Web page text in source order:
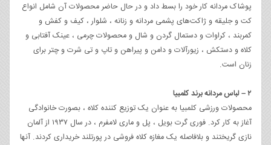
پوشاک مردانه کار خود را بسط داد و در حال حاضر محصولات آن شامل انواع
کت و جلیقه و ژاکت‌های پشمی مردانه و زنانه ، شلوار ، کیف و کفش و
کمربند ، کراوات و دستمال گردن و شال و محصولات چرمی ، عینک آفتابی و
کلاه و دستکش ، زیورآلات و دامن و پیراهن و تاپ و تی شرت و چتر برای
زنان است.
۲ – لباس مردانه برند کلمبیا
محصولات ورزشی کلمبیا به عنوان یک توزیع کننده کلاه ، بصورت خانوادگی
آغاز به کار کرد. فوری گرت بویل ، پل و ماری لامفرم ، در سال ۱۹۳۷ از آلمان
نازی گریختند و بلافاصله یک مغازه کلاه فروشی در پورتلند خریداری کردند. آنها